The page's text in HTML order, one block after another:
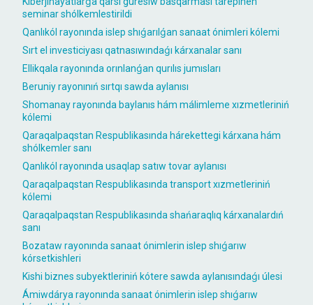
seminar shólkemlestirildi
Qanlıkól rayonında islep shıǵarılǵan sanaat ónimleri kólemi
Sırt el investiciyası qatnasıwındaǵı kárxanalar sanı
Ellikqala rayonında orınlanǵan qurılıs jumısları
Beruniy rayonınıń sırtqı sawda aylanısı
Shomanay rayonında baylanıs hám málimleme xızmetleriniń
kólemi
Qaraqalpaqstan Respublikasında hárekettegi kárxana hám
shólkemler sanı
Qanlıkól rayonında usaqlap satıw tovar aylanısı
Qaraqalpaqstan Respublikasında transport xızmetleriniń
kólemi
Qaraqalpaqstan Respublikasında shańaraqlıq kárxanalardıń
sanı
Bozataw rayonında sanaat ónimlerin islep shıǵarıw
kórsetkishleri
Kishi biznes subyektleriniń kótere sawda aylanısındaǵı úlesi
Ámiwdárya rayonında sanaat ónimlerin islep shıǵarıw